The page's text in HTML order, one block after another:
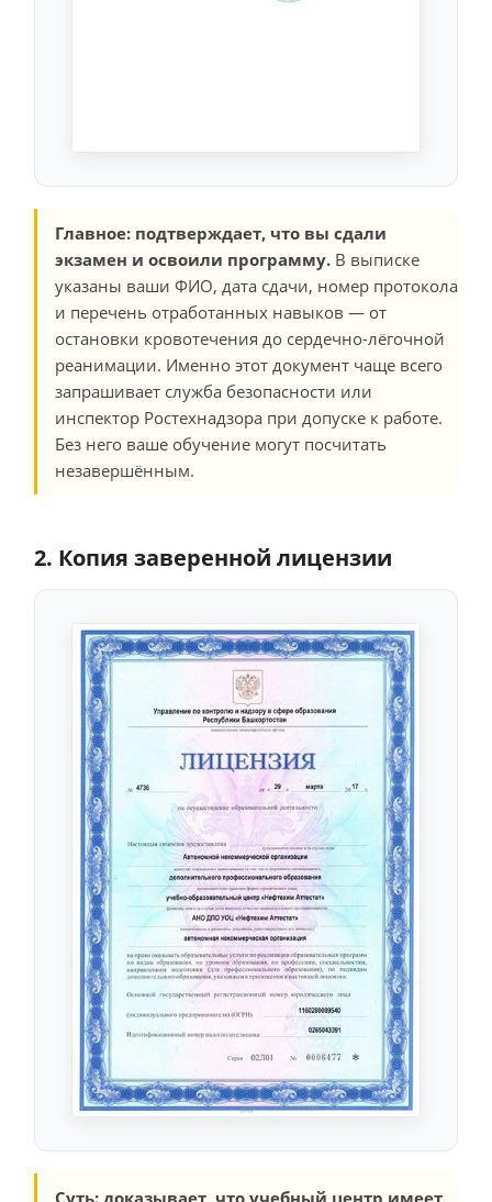
Главное: подтверждает, что вы сдали
экзамен и освоили программу. В выписке
указаны ваши ФИО, дата сдачи, номер протокола
и перечень отработанных навыков — от
остановки кровотечения до сердечно-лёгочной
реанимации. Именно этот документ чаще всего
запрашивает служба безопасности или
инспектор Ростехнадзора при допуске к работе.
Без него ваше обучение могут посчитать
незавершённым.
2. Копия заверенной лицензии